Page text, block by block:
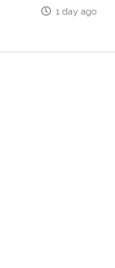
1 day ago